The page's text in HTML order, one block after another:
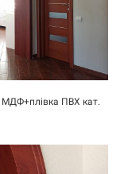
МДФ+плівка ПВХ кат.